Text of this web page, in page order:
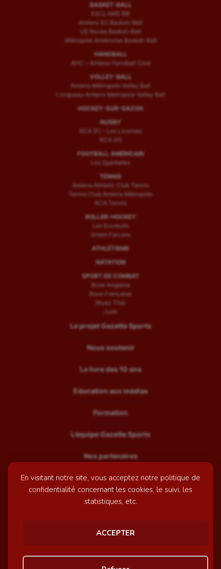
En visitant notre site, vous acceptez notre politique de
confidentialité concernant les cookies, le suivi, les
statistiques, etc.
ACCEPTER
BASKET-BALL
ESCLAMS BB
Amiens SC Basket-Ball
US Boves Basket-Ball
Métropole Amiénoise Basket-Ball
HANDBALL
AHC – Amiens Handball Club
VOLLEY-BALL
Amiens Métropole Volley Ball
Longueau Amiens Metropole Volley Ball
HOCKEY-SUR-GAZON
RUGBY
RCA (F) – Les Licornes
RCA (H)
FOOTBALL AMÉRICAIN
Les Spartiates
TENNIS
Amiens Athletic Club Tennis
Tennis Club Amiens Métropole
RCA Tennis
ROLLER-HOCKEY
Les Ecureuils
Green Falcons
ATHLÉTISME
NATATION
SPORT DE COMBAT
Boxe Anglaise
Boxe Française
Muay Thaï
Judo
Le projet Gazette Sports
Nous soutenir
Le livre des 10 ans
Education aux médias
Formation
L’équipe Gazette Sports
Nos partenaires
Recrutement
Mentions légales
© GazetteSports - 2026 | Site internet réalisé par